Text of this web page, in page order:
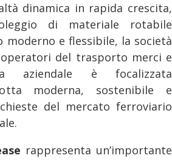
dinamica in rapida crescita,
di materiale rotabile
e flessibile, la società
del trasporto merci e
aziendale è focalizzata
moderna, sostenibile e
del mercato ferroviario
rappresenta un’importante